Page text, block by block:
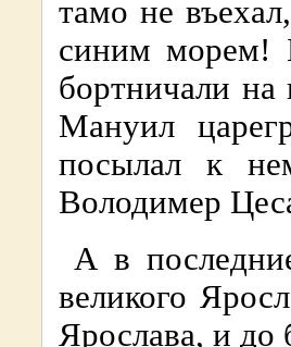
тамо не
синим морем!
бортничали
Мануил
посылал к
Володимер
А в
великого
Ярослава, и до